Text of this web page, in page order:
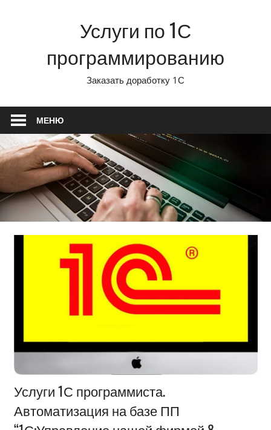
Услуги по 1С
программированию
Заказать доработку 1С
МЕНЮ
Информация
Услуги 1С программиста.
Автоматизация на базе ПП